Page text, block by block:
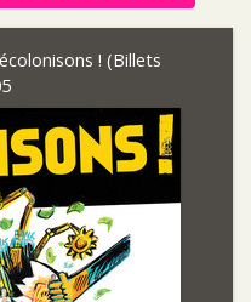
! (Billets